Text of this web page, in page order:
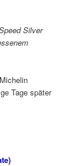
Silver
Tage später